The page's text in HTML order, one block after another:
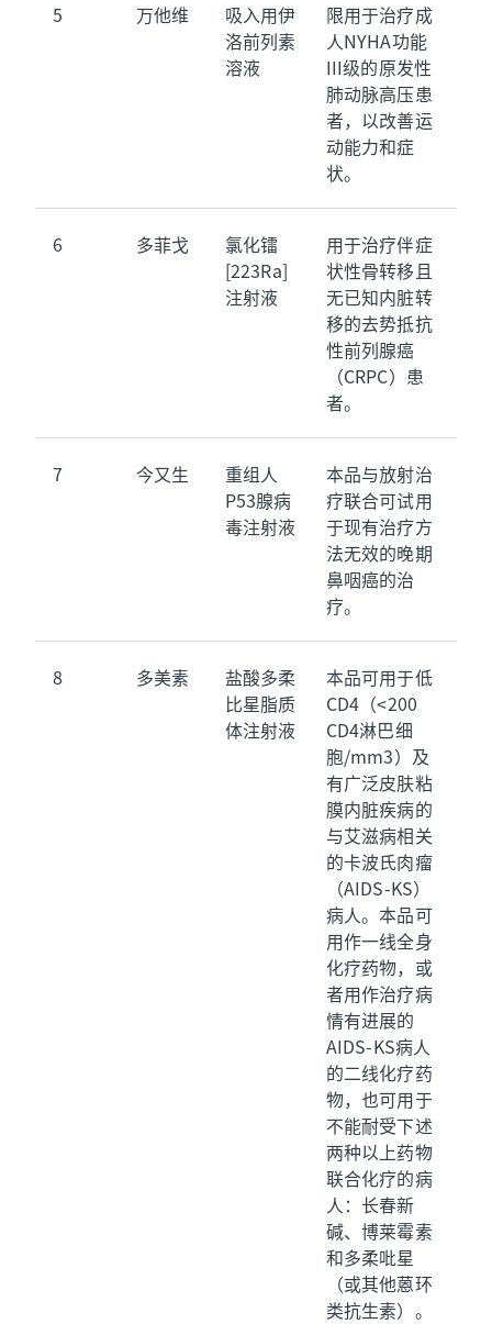
5 万他维
吸入用伊
洛前列素
溶液
限用于治疗成
人NYHA功能
III级的原发性
肺动脉高压患
者，以改善运
动能力和症
状。
6 多菲戈
氯化镭
[223Ra]
注射液
用于治疗伴症
状性骨转移且
无已知内脏转
移的去势抵抗
性前列腺癌
（CRPC）患
者。
7 今又生
重组人
P53腺病
毒注射液
本品与放射治
疗联合可试用
于现有治疗方
法无效的晚期
鼻咽癌的治
疗。
8 多美素
盐酸多柔
比星脂质
体注射液
本品可用于低
CD4（<200
CD4淋巴细
胞/mm3）及
有广泛皮肤粘
膜内脏疾病的
与艾滋病相关
的卡波氏肉瘤
（AIDS-KS）
病人。本品可
用作一线全身
化疗药物，或
者用作治疗病
情有进展的
AIDS-KS病人
的二线化疗药
物，也可用于
不能耐受下述
两种以上药物
联合化疗的病
人：长春新
碱、博莱霉素
和多柔吡星
（或其他蒽环
类抗生素）。